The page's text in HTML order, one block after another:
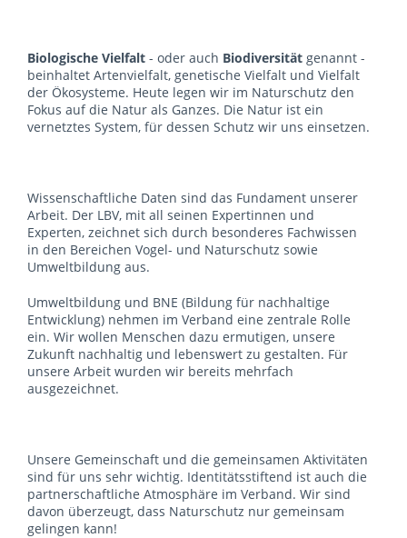
Biologische Vielfalt - oder auch Biodiversität genannt -
beinhaltet Artenvielfalt, genetische Vielfalt und Vielfalt
der Ökosysteme. Heute legen wir im Naturschutz den
Fokus auf die Natur als Ganzes. Die Natur ist ein
vernetztes System, für dessen Schutz wir uns einsetzen.
Wissenschaftliche Daten sind das Fundament unserer
Arbeit. Der LBV, mit all seinen Expertinnen und
Experten, zeichnet sich durch besonderes Fachwissen
in den Bereichen Vogel- und Naturschutz sowie
Umweltbildung aus.
Umweltbildung und BNE (Bildung für nachhaltige
Entwicklung) nehmen im Verband eine zentrale Rolle
ein. Wir wollen Menschen dazu ermutigen, unsere
Zukunft nachhaltig und lebenswert zu gestalten. Für
unsere Arbeit wurden wir bereits mehrfach
ausgezeichnet.
Unsere Gemeinschaft und die gemeinsamen Aktivitäten
sind für uns sehr wichtig. Identitätsstiftend ist auch die
partnerschaftliche Atmosphäre im Verband. Wir sind
davon überzeugt, dass Naturschutz nur gemeinsam
gelingen kann!